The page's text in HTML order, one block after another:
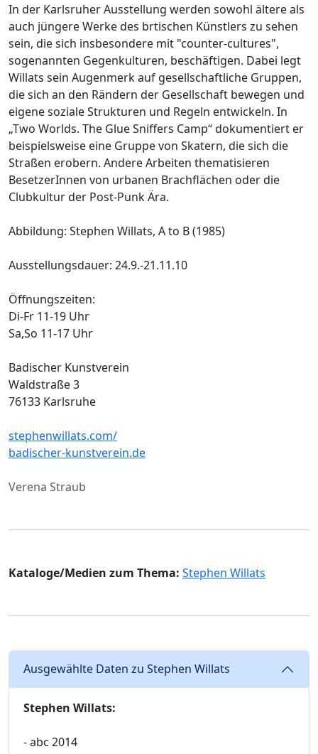
In der Karlsruher Ausstellung werden sowohl ältere als
auch jüngere Werke des brtischen Künstlers zu sehen
sein, die sich insbesondere mit "counter-cultures",
sogenannten Gegenkulturen, beschäftigen. Dabei legt
Willats sein Augenmerk auf gesellschaftliche Gruppen,
die sich an den Rändern der Gesellschaft bewegen und
eigene soziale Strukturen und Regeln entwickeln. In
„Two Worlds. The Glue Sniffers Camp“ dokumentiert er
beispielsweise eine Gruppe von Skatern, die sich die
Straßen erobern. Andere Arbeiten thematisieren
BesetzerInnen von urbanen Brachflächen oder die
Clubkultur der Post-Punk Ära.
Abbildung: Stephen Willats, A to B (1985)
Ausstellungsdauer: 24.9.-21.11.10
Öffnungszeiten:
Di-Fr 11-19 Uhr
Sa,So 11-17 Uhr
Badischer Kunstverein
Waldstraße 3
76133 Karlsruhe
stephenwillats.com/
badischer-kunstverein.de
Verena Straub
Kataloge/Medien zum Thema: Stephen Willats
Ausgewählte Daten zu Stephen Willats
Stephen Willats:
- abc 2014